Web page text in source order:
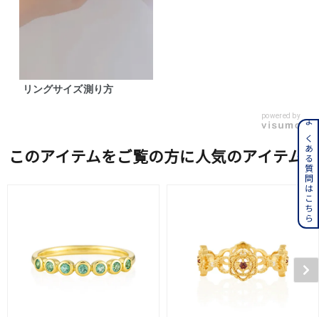
リングサイズ測り方
powered by
このアイテムをご覧の方に人気のアイテム よくある質問はこちら